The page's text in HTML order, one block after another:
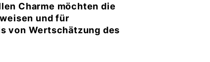
Charme möchten die
und für
von Wertschätzung des